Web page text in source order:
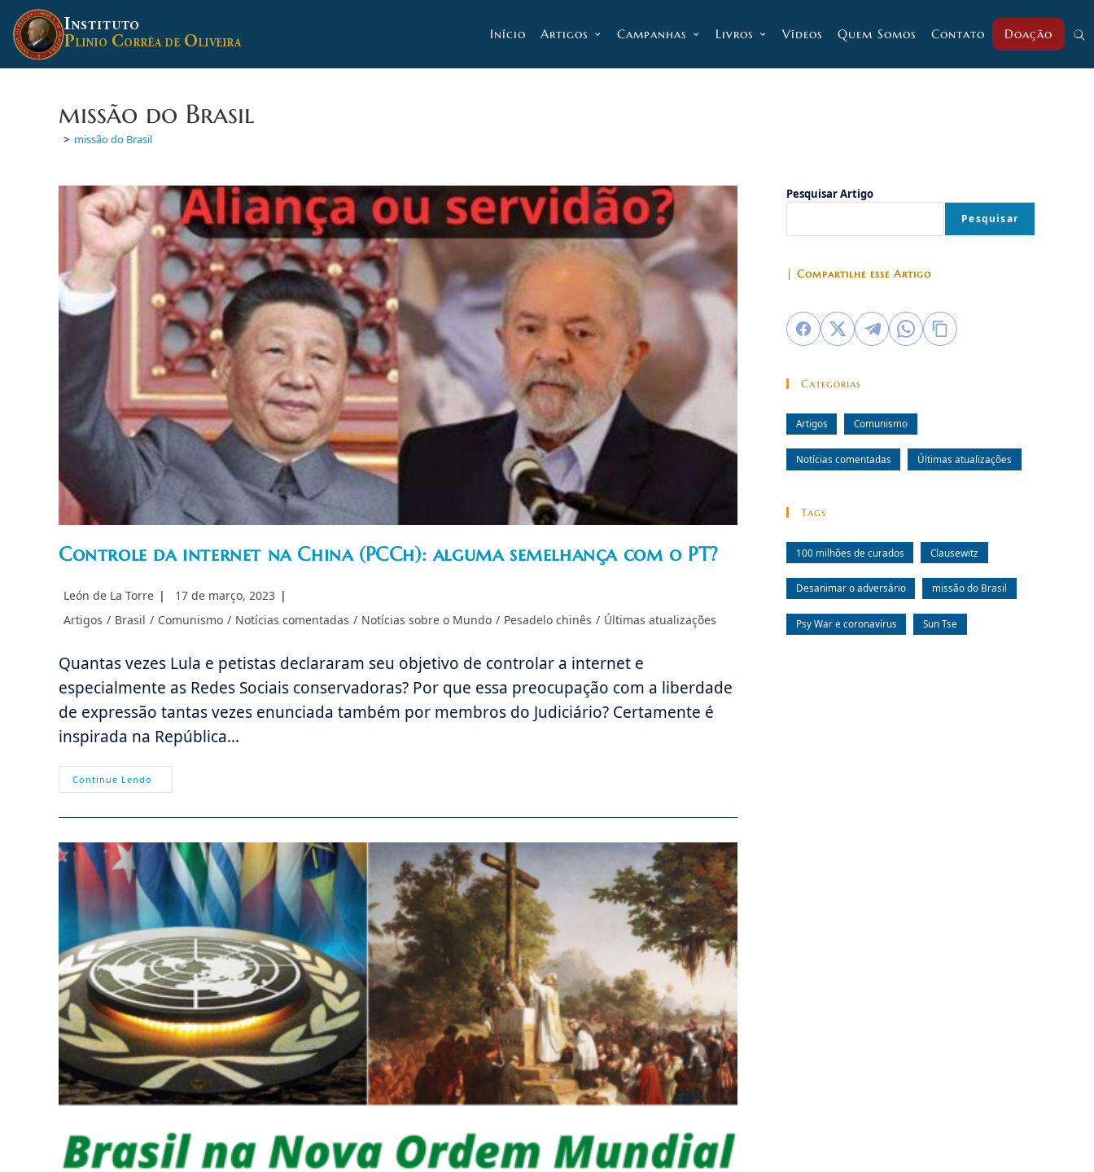
para
conteúdo
INSTITUTO
PLINIO CORRÊA DE OLIVEIRA
Início Artigos Campanhas Livros Vídeos Quem Somos Contato Doação
missão do Brasil
> missão do Brasil
Controle da internet na China (PCCh): alguma semelhança com o PT?
Autor
post:
León de La Torre
Post
17 de março, 2023
Categoria
Artigos / Brasil / Comunismo / Notícias comentadas / Notícias sobre o Mundo / Pesadelo chinês / Últimas atualizações
Quantas vezes Lula e petistas declararam seu objetivo de controlar a internet e
especialmente as Redes Sociais conservadoras? Por que essa preocupação com a liberdade
de expressão tantas vezes enunciada também por membros do Judiciário? Certamente é
inspirada na República…
Continue Lendo
Da
Na
Alguma
Semelhança
Com
Pesquisar Artigo
Pesquisar
| Compartilhe esse Artigo
Categorias
Artigos Comunismo
Notícias comentadas Últimas atualizações
Tags
100 milhões de curados Clausewitz
Desanimar o adversário missão do Brasil
Psy War e coronavírus Sun Tse